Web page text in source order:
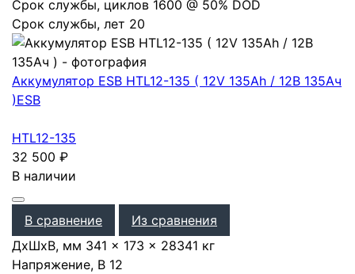
Срок службы, циклов 1600 @ 50% DOD
Срок службы, лет 20
Аккумулятор ESB HTL12-135 ( 12V 135Ah / 12В 135Ач
)ESB
HTL12-135
32 500 ₽
В наличии
В сравнение
Из сравнения
ДхШхВ, мм 341 × 173 × 28341 кг
Напряжение, В 12